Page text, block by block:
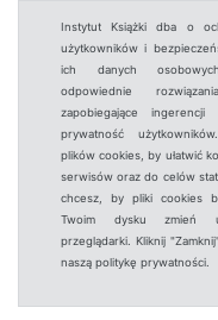
Instytut Książki dba o
użytkowników i
ich danych
odpowiednie
zapobiegające
prywatność
plików cookies, by ułatwić
serwisów oraz do celów
chcesz, by pliki cookies
Twoim dysku zmień
przeglądarki. Kliknij
naszą politykę prywatności.